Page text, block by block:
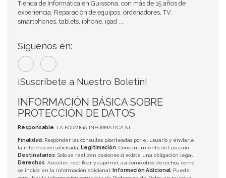
Tienda de Informática en Guissona, con más de 15 años de
experiencia. Reparación de equipos, ordenadores, TV,
smartphones, tablets, iphone, ipad ....
Síguenos en:
¡Suscríbete a Nuestro Boletín!
INFORMACIÓN BÁSICA SOBRE
PROTECCIÓN DE DATOS
Responsable: LA FORMIGA INFORMATICA S.L.
Finalidad: Responder las consultas planteadas por el usuario y enviarle
la información solicitada; Legitimación: Consentimiento del usuario;
Destinatarios: Solo se realizan cesiones si existe una obligación legal;
Derechos: Acceder, rectificar y suprimir, así como otros derechos, como
se indica en la información adicional;
Información Adicional: Puede